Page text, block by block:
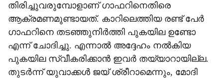
തിരിച്ചുവരുമ്പോളാണ് ഗാഫറിനെതിരെ
ആക്രമണമുണ്ടായത്. കാറിലെത്തിയ രണ്ട് പേര്‍
ഗാഫറിനെ തടഞ്ഞുനിര്‍ത്തി പുകയില ഉണ്ടോ
എന്ന് ചോദിച്ചു. എന്നാല്‍ അദ്ദേഹം നല്‍കിയ
പുകയില സ്വീകരിക്കാന്‍ ഇവര്‍ തയ്യാറായില്ല.
തുടര്‍ന്ന് യുവാക്കള്‍ ജയ് ശ്രീറാമെന്നും, മോദി